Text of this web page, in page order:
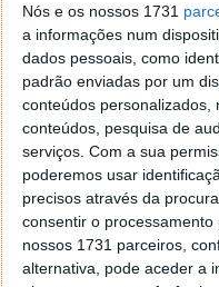
Nós e os nossos 1731
a informações num
dados pessoais, como
padrão enviadas por um
conteúdos personalizados,
conteúdos, pesquisa de
serviços. Com a sua
poderemos usar
precisos através da
consentir o
nossos 1731 parceiros,
alternativa, pode aceder a
tentei apagar o
firefox mas em
agradecido,
Responder
Vítor M.
7
@Reporter
Desculpa mas o
o MSn Messenger 8.
Responder